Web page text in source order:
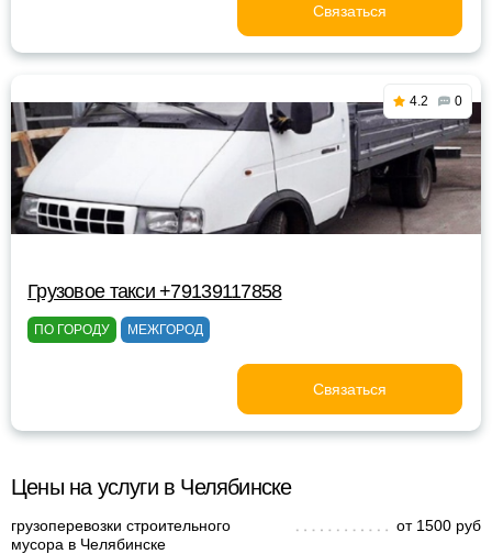
Связаться
4.2 0
Грузовое такси +79139117858
ПО ГОРОДУ МЕЖГОРОД
Связаться
Цены на услуги в Челябинске
грузоперевозки строительного
мусора в Челябинске
от 1500 руб